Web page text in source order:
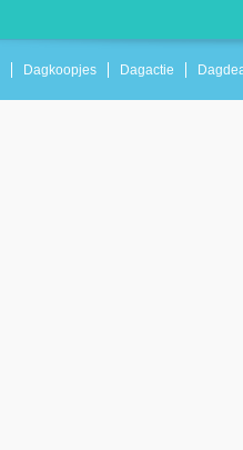
Dagkoopjes Dagactie